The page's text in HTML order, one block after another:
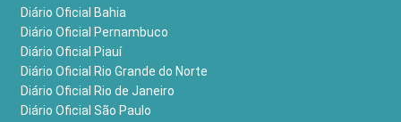
Diário Oficial Bahia
Diário Oficial Pernambuco
Diário Oficial Piauí
Diário Oficial Rio Grande do Norte
Diário Oficial Rio de Janeiro
Diário Oficial São Paulo